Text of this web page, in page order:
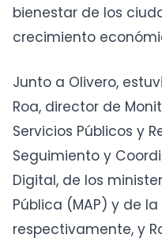
bienestar de los
crecimiento
Junto a Olivero,
Roa, director de
Servicios Públicos y
Seguimiento y
Digital, de los
Pública (MAP) y de
respectivamente, y